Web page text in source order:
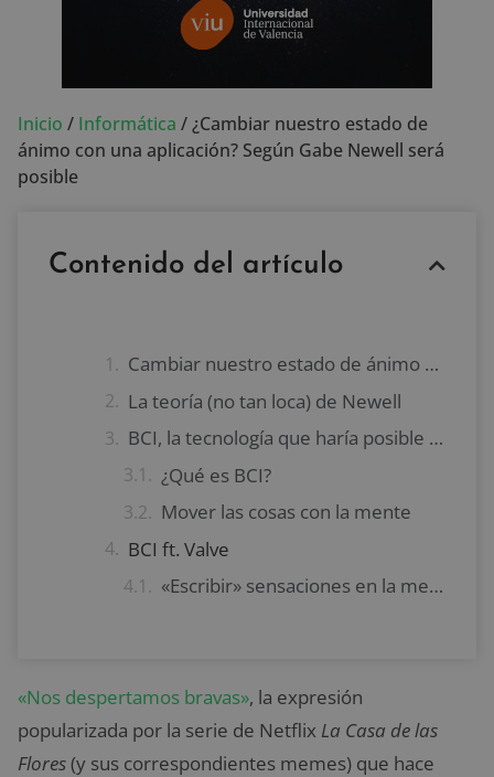
Inicio / Informática /¿Cambiar nuestro estado de
ánimo con una aplicación? Según Gabe Newell será
posible
Contenido del artículo
Cambiar nuestro estado de ánimo con una aplicación
La teoría (no tan loca) de Newell
BCI, la tecnología que haría posible cambiar nuestro estado de ánimo con una aplicación
¿Qué es BCI?
Mover las cosas con la mente
BCI ft. Valve
«Escribir» sensaciones en la mente a través de los videojuegos
«Nos despertamos bravas», la expresión
popularizada por la serie de Netflix La Casa de las
Flores(y sus correspondientes memes) que hace